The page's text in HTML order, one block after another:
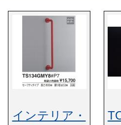
インテリア・